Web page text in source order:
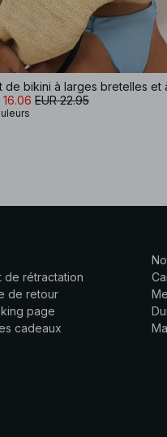
16.06 EUR 22.95
de rétractation
de retour
page
cadeaux